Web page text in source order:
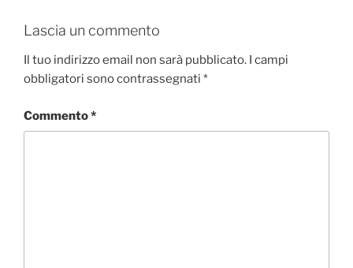
Lascia un commento
Il tuo indirizzo email non sarà pubblicato. I campi
obbligatori sono contrassegnati *
Commento*